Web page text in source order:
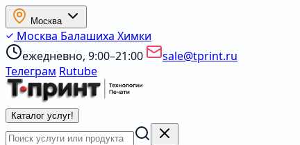
Москва
Москва Балашиха Химки
ежедневно, 9:00–21:00
sale@tprint.ru
Телеграм Rutube
Каталог услуг!